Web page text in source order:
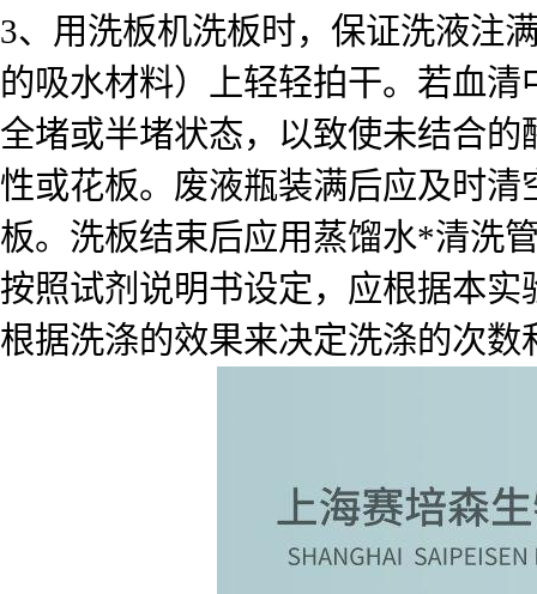
3、用洗板机洗板时，保证洗液注
的吸水材料）上轻轻拍干。若血
全堵或半堵状态，以致使未结合
性或花板。废液瓶装满后应及时
板。洗板结束后应用蒸馏水*清洗
按照试剂说明书设定，应根据本
根据洗涤的效果来决定洗涤的次